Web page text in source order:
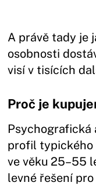
A právě tady je
osobnosti
visí v tisících
Proč je
Psychografická
profil typického
ve věku 25–55
levné řešení